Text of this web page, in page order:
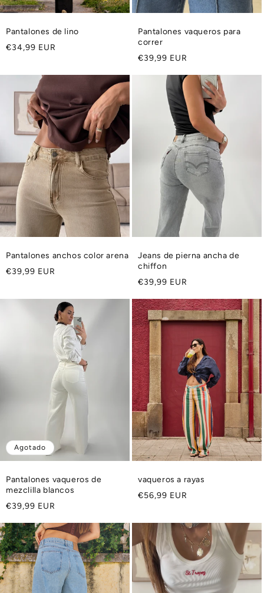
Pantalones de lino
Precio
€34,99 EUR
Pantalones vaqueros para
correr
Precio
€39,99 EUR
Pantalones anchos color arena
Precio
€39,99 EUR
Jeans de pierna ancha de
chiffon
Precio
€39,99 EUR
Agotado
Pantalones vaqueros de
mezclilla blancos
Precio
€39,99 EUR
vaqueros a rayas
Precio
€56,99 EUR